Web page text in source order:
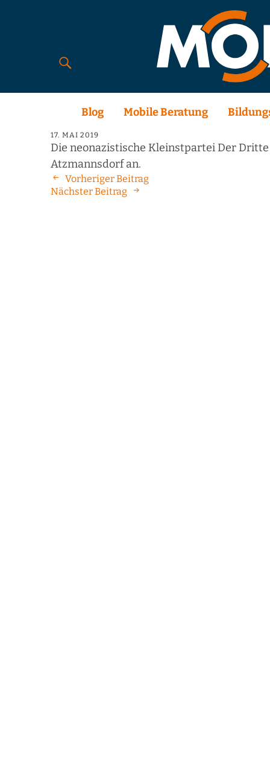
Blog Mobile Beratung
17. MAI 2019
Die neonazistische Kleinstpartei Der
Atzmannsdorf an.
Vorheriger Beitrag
Nächster Beitrag